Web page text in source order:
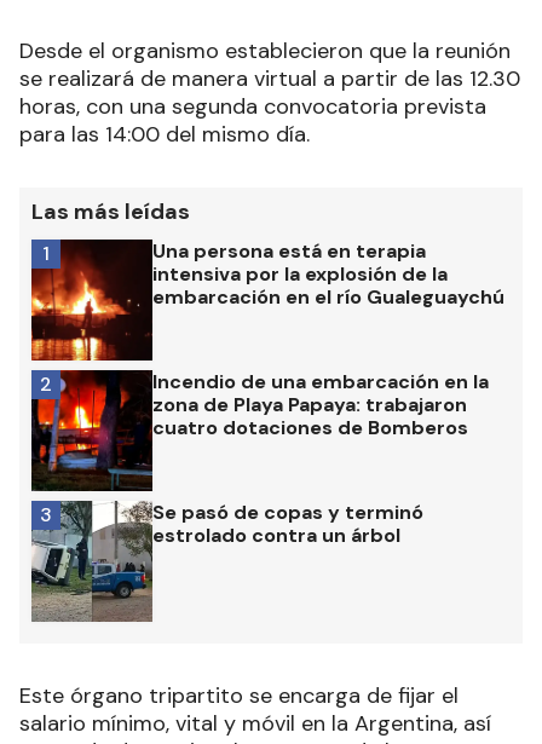
Desde el organismo establecieron que la reunión
se realizará de manera virtual a partir de las 12.30
horas, con una segunda convocatoria prevista
para las 14:00 del mismo día.
Las más leídas
Una persona está en terapia
intensiva por la explosión de la
embarcación en el río Gualeguaychú
1
Incendio de una embarcación en la
zona de Playa Papaya: trabajaron
cuatro dotaciones de Bomberos
2
Se pasó de copas y terminó
estrolado contra un árbol
3
Este órgano tripartito se encarga de fijar el
salario mínimo, vital y móvil en la Argentina, así